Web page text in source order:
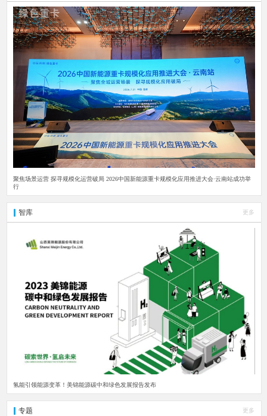
聚焦场景运营 探寻规模化运营破局 2026中国新能源重卡规模化应用推进大会·云南站成功举
行
智库 更多
氢能引领能源变革！美锦能源碳中和绿色发展报告发布
专题 更多